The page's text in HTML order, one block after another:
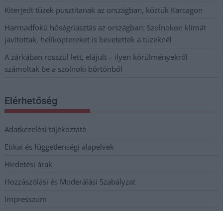
Kiterjedt tüzek pusztítanak az országban, köztük Karcagon
Harmadfokú hőségriasztás az országban: Szolnokon klímát
javítottak, helikoptereket is bevetettek a tüzeknél
A zárkában rosszul lett, elájult – ilyen körülményekről
számoltak be a szolnoki börtönből
Elérhetőség
Adatkezelési tájékoztató
Etikai és függetlenségi alapelvek
Hirdetési árak
Hozzászólási és Moderálási Szabályzat
Impresszum